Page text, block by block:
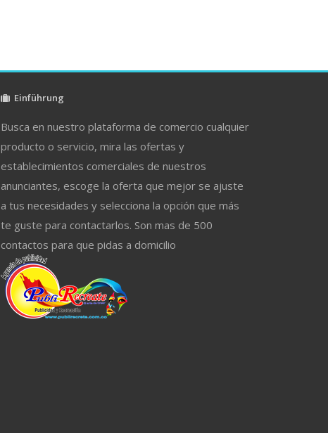
Einführung
Busca en nuestro plataforma de comercio cualquier
producto o servicio, mira las ofertas y
establecimientos comerciales de nuestros
anunciantes, escoge la oferta que mejor se ajuste
a tus necesidades y selecciona la opción que más
te guste para contactarlos. Son mas de 500
contactos para que pidas a domicilio